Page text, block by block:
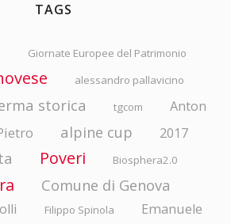
TAGS
Giornate Europee del Patrimonio
alessandro pallavicino
storica tgcom
Anton
alpine cup 2017
Poveri Biosphera2.0
Comune di Genova
Filippo Spinola
Emanuele